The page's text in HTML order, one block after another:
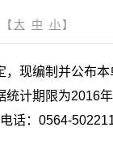
大 中 小】
，现编制并公布
统计期限为2016
话：0564-